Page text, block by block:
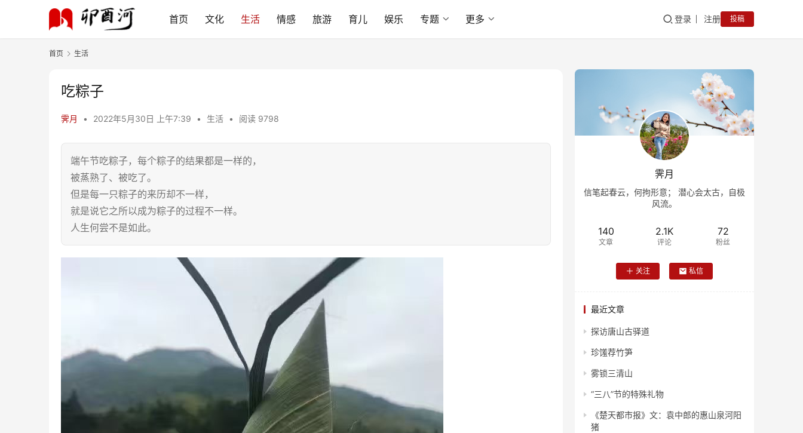
首页 文化 生活 情感 旅游 育儿 娱乐 专题 更多 登录 注册 投稿
首页 生活
吃粽子
霁月 • 2022年5月30日 上午7:39 • 生活 • 阅读 9798
端午节吃粽子，每个粽子的结果都是一样的，
被蒸熟了、被吃了。
但是每一只粽子的来历却不一样，
就是说它之所以成为粽子的过程不一样。
人生何尝不是如此。
霁月
信笔起春云，何拘形意； 潜心会太古，自极
风流。
140
文章
2.1K
评论
72
粉丝
关注 私信
最近文章
探访唐山古驿道
珍馐荐竹笋
雾锁三清山
“三八”节的特殊礼物
《楚天都市报》文：袁中郎的惠山泉河阳
猪